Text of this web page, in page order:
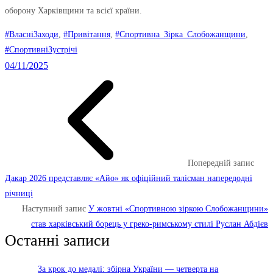
оборону Харківщини та всієї країни.
#ВласніЗаходи, #Привітання, #Спортивна_Зірка_Слобожанщини
#СпортивніЗустрічі
04/11/2025
Попередній запис
Дакар 2026 представляє «Айо» як офіційний талісман напередодні
річниці
Наступний запис У жовтні «Спортивною зіркою Слобожанщини»
став харківський борець у греко-римському стилі Руслан Абдієв
Останні записи
За крок до медалі: збірна України — четверта на